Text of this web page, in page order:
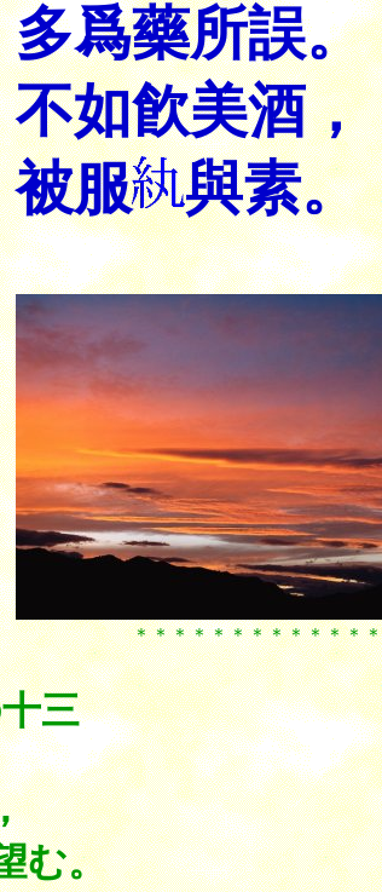
多爲藥所誤。
不如飮美酒，
被服
與素。
＊＊＊＊＊＊＊＊＊＊＊＊＊
三
む。